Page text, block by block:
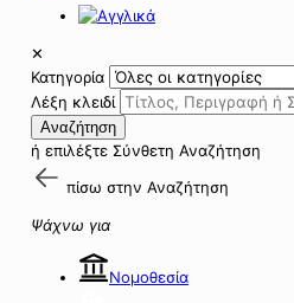
✕
Κατηγορία
Λέξη κλειδί
Αναζήτηση
ή επιλέξτε Σύνθετη Αναζήτηση
πίσω στην Αναζήτηση
Ψάχνω για
Νομοθεσία